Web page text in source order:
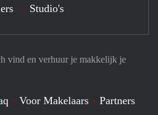
vind en verhuur je makkelijk je
Voor Makelaars Partners
Studio's